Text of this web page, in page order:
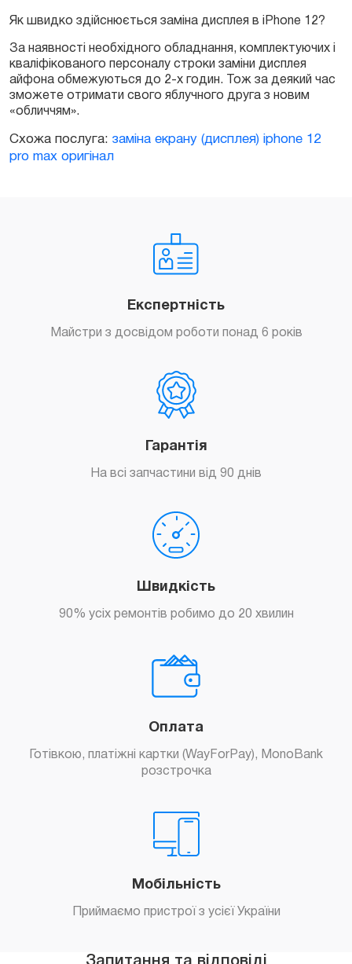
Як швидко здійснюється заміна дисплея в iPhone 12?
За наявності необхідного обладнання, комплектуючих і
кваліфікованого персоналу строки заміни дисплея
айфона обмежуються до 2-х годин. Тож за деякий час
зможете отримати свого яблучного друга з новим
«обличчям».
Схожа послуга: заміна екрану (дисплея) iphone 12
pro max оригінал
Експертність
Майстри з досвідом роботи понад 6 років
Гарантія
На всі запчастини від 90 днів
Швидкість
90% усіх ремонтів робимо до 20 хвилин
Оплата
Готівкою, платіжні картки (WayForPay), MonoBank
розстрочка
Мобільність
Приймаємо пристрої з усієї України